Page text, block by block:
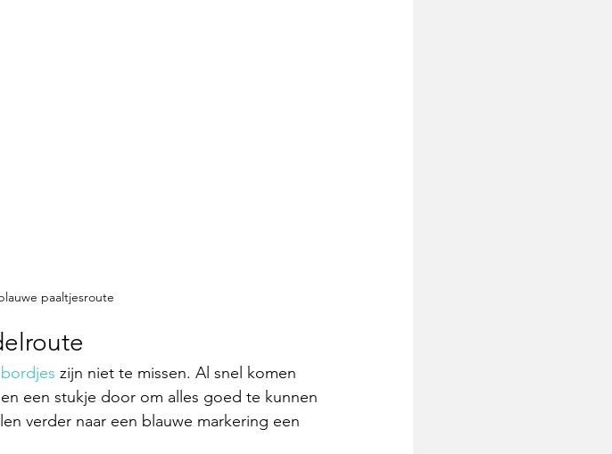
paaltjesroute
zijn niet te missen. Al snel komen
een stukje door om alles goed te kunnen
verder naar een blauwe markering een